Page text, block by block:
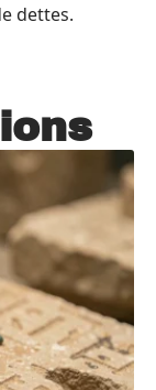
dettes.